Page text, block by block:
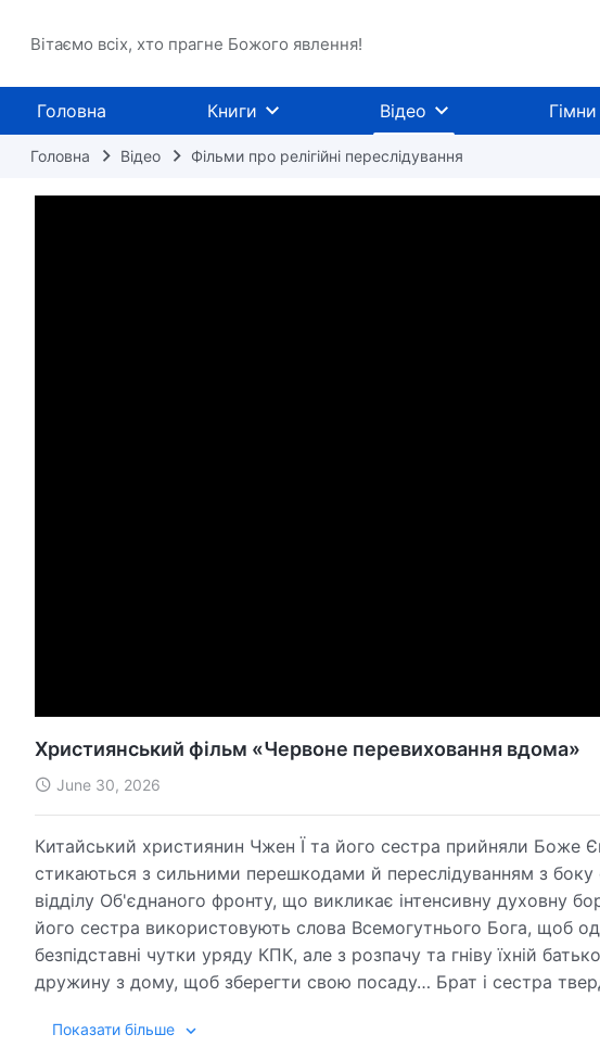
Вітаємо всіх, хто прагне Божого явлення!
Головна Книги Відео Гімни
Головна Відео Фільми про релігійні переслідування
Християнський фільм «Червоне перевиховання вдома»
June 30, 2026
Китайський християнин Чжен Ї та його сестра прийняли Боже
стикаються з сильними перешкодами й переслідуванням з боку
відділу Об'єднаного фронту, що викликає інтенсивну духовну
його сестра використовують слова Всемогутнього Бога, щоб
безпідставні чутки уряду КПК, але з розпачу та гніву їхній
дружину з дому, щоб зберегти свою посаду… Брат і сестра
Показати більше